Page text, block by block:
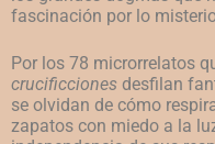
fascinación por lo
Por los 78 microrrelatos
crucificciones desfilan
se olvidan de cómo
zapatos con miedo a la